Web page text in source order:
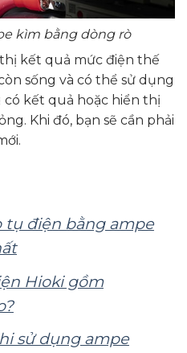
kìm bằng dòng rò
kết quả mức điện thế
sống và có thể sử dụng
kết quả hoặc hiển thị
Khi đó, bạn sẽ cần phải
tụ điện bằng ampe
Hioki gồm
sử dụng ampe